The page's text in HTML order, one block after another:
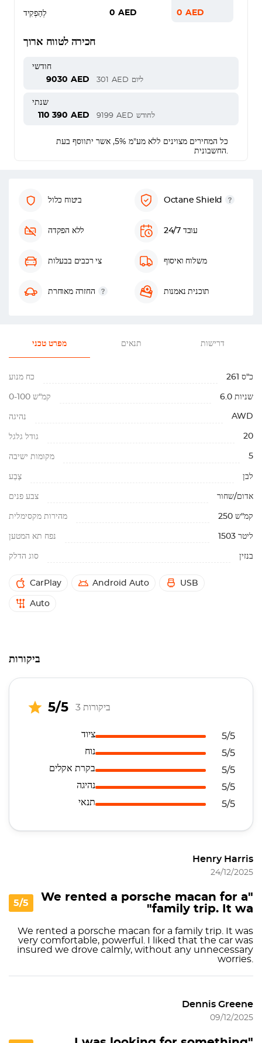
לְהַפְקִיד 0 AED 0 AED
חכירה לטווח ארוך
חודשי
9030 AED 301 AED ליום
שנתי
110 390 AED 9199 AED לחודש
כל המחירים מצוינים ללא מע"מ 5%, אשר יתווסף בעת
החשבונית.
ביטוח כלול Octane Shield
ללא הפקדה עובד 24/7
צי רכבים בבעלות משלוח ואיסוף
החזרה מאוחרת תוכנית נאמנות
מפרט טכני תנאים דרישות
כח מנוע 261 כ"ס
0-100 קמ"ש 6.0 שניות
נהיגה AWD
גודל גלגל 20
מקומות ישיבה 5
צֶבַע לבן
צבע פנים אדום/שחור
מהירות מקסימלית 250 קמ"ש
נפח תא המטען 1503 ליטר
סוג הדלק בנזין
CarPlay Android Auto USB
Auto
ביקורות
5/5 3 ביקורות
ציוד
5/5
נוח
5/5
בקרת אקלים
5/5
נהיגה
5/5
תנאי
5/5
Henry Harris
24/12/2025
5/5
"We rented a porsche macan for a
family trip. It wa"
We rented a porsche macan for a family trip. It was
very comfortable, powerful. I liked that the car was
insured we drove calmly, without any unnecessary
worries.
Dennis Greene
09/12/2025